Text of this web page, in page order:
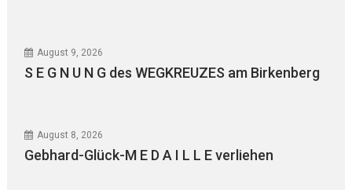
August 9, 2026
S E G N U N G des WEGKREUZES am Birkenberg
August 8, 2026
Gebhard-Glück-M E D A I L L E verliehen